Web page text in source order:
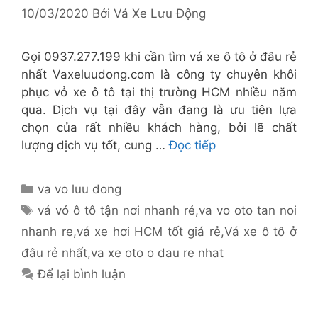
10/03/2020 Bởi Vá Xe Lưu Động
Gọi 0937.277.199 khi cần tìm vá xe ô tô ở đâu rẻ
nhất Vaxeluudong.com là công ty chuyên khôi
phục vỏ xe ô tô tại thị trường HCM nhiều năm
qua. Dịch vụ tại đây vẫn đang là ưu tiên lựa
chọn của rất nhiều khách hàng, bởi lẽ chất
lượng dịch vụ tốt, cung …Đọc tiếp
Danh
mục
va vo luu dong
Thẻ
vá vỏ ô tô tận nơi nhanh rẻ,va vo oto tan noi
nhanh re,vá xe hơi HCM tốt giá rẻ,Vá xe ô tô ở
đâu rẻ nhất,va xe oto o dau re nhat
Để lại bình luận